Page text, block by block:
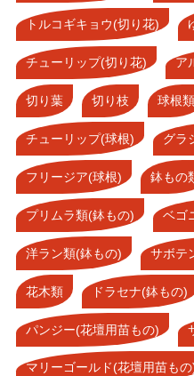
トルコギキョウ(切り花)
チューリップ(切り花) ア
切り葉 切り枝 球根類
チューリップ(球根) グラ
フリージア(球根) 鉢もの
プリムラ類(鉢もの) ベゴ
洋ラン類(鉢もの) サボテ
花木類 ドラセナ(鉢もの)
パンジー(花壇用苗もの)
マリーゴールド(花壇用苗もの